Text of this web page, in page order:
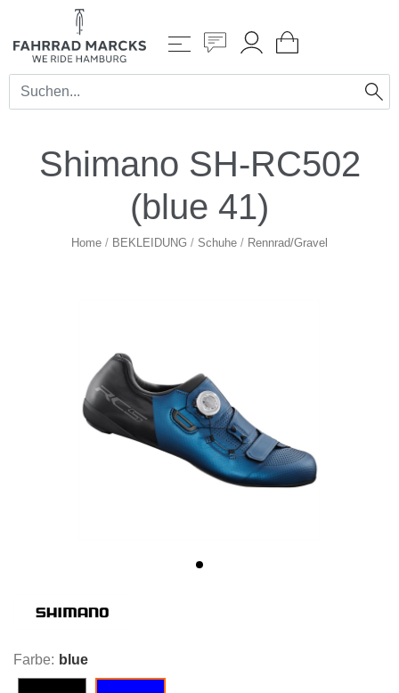
Shimano SH-RC502
(blue 41)
Home / BEKLEIDUNG / Schuhe / Rennrad/Gravel
Farbe: blue